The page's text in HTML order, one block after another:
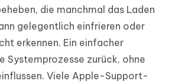
die manchmal das Laden
gelegentlich einfrieren oder
erkennen. Ein einfacher
Systemprozesse zurück, ohne
Viele Apple-Support-